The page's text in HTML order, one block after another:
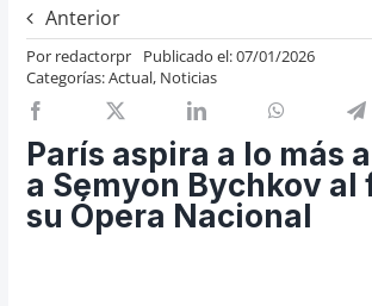
Previos de ópera
Entrevistas
Recomendación
Nosotros y privacidad
Buscar:
Anterior
Por redactorpr
Publicado el: 07/01/2026
Categorías:Actual, Noticias
París aspira a lo más
a Semyon Bychkov al
su Ópera Nacional